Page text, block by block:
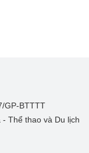
GP-BTTTT
Thể thao và Du lịch